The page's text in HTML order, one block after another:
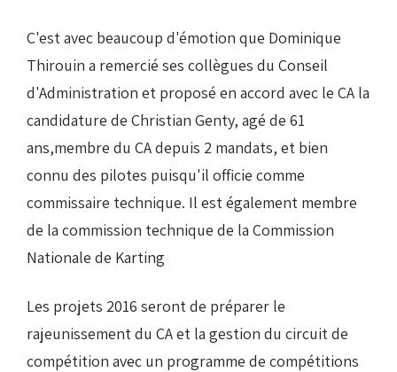
C'est avec beaucoup d'émotion que Dominique
Thirouin a remercié ses collègues du Conseil
d'Administration et proposé en accord avec le CA la
candidature de Christian Genty, agé de 61
ans,membre du CA depuis 2 mandats, et bien
connu des pilotes puisqu'il officie comme
commissaire technique. Il est également membre
de la commission technique de la Commission
Nationale de Karting
Les projets 2016 seront de préparer le
rajeunissement du CA et la gestion du circuit de
compétition avec un programme de compétitions